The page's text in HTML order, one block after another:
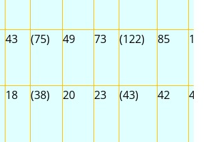
43 (75) 49 73 (122) 85
18 (38) 20 23 (43) 42 46